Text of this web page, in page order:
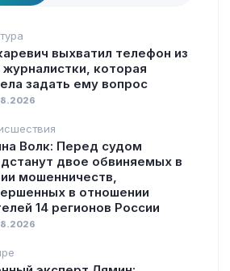
выхватил телефон из
журналистки, которая
задать ему вопрос
Волк: Перед судом
двое обвиняемых в
мошенничеств,
в отношении
14 регионов России